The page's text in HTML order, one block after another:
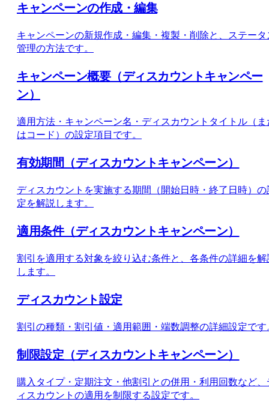
キャンペーンの作成・編集
キャンペーンの新規作成・編集・複製・削除と、ステータ
管理の方法です。
キャンペーン概要（ディスカウントキャンペー
ン）
適用方法・キャンペーン名・ディスカウントタイトル（ま
はコード）の設定項目です。
有効期間（ディスカウントキャンペーン）
ディスカウントを実施する期間（開始日時・終了日時）の
定を解説します。
適用条件（ディスカウントキャンペーン）
割引を適用する対象を絞り込む条件と、各条件の詳細を解
します。
ディスカウント設定
割引の種類・割引値・適用範囲・端数調整の詳細設定です
制限設定（ディスカウントキャンペーン）
購入タイプ・定期注文・他割引との併用・利用回数など、
ィスカウントの適用を制限する設定です。